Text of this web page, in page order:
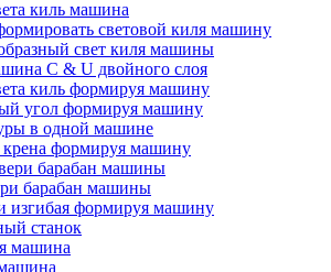
киль машина
световой киля машину
свет киля машины
C & U двойного слоя
киль формируя машину
угол формируя машину
в одной машине
крена формируя машину
барабан машины
барабан машины
изгибая формируя машину
станок
машина